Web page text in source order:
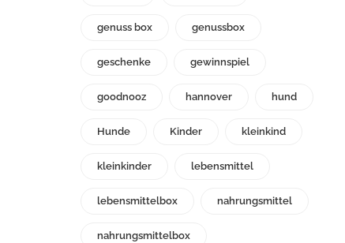
genuss box genussbox
geschenke gewinnspiel
goodnooz hannover hund
Hunde Kinder kleinkind
kleinkinder lebensmittel
lebensmittelbox nahrungsmittel
nahrungsmittelbox